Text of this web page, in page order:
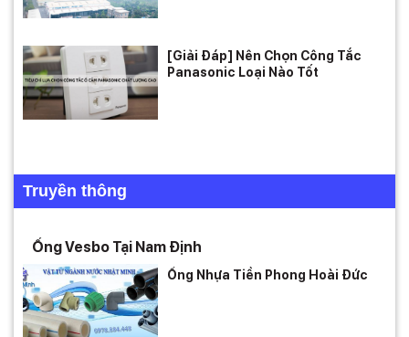
[Giải Đáp] Nên Chọn Công Tắc
Panasonic Loại Nào Tốt
Truyền thông
Ống Vesbo Tại Nam Định
Ống Nhựa Tiền Phong Hoài Đức